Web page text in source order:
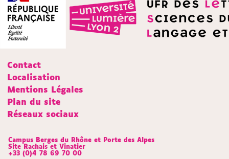
Contact
Localisation
Mentions Légales
Plan du site
Réseaux sociaux
Campus Berges du Rhône et Porte des Alpes
Site Rachais et Vinatier
+33 (0)4 78 69 70 00